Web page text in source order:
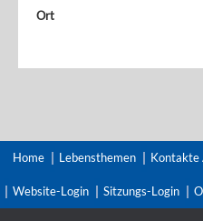
Ort
Home Lebensthemen Kontakte
Website-Login Sitzungs-Login